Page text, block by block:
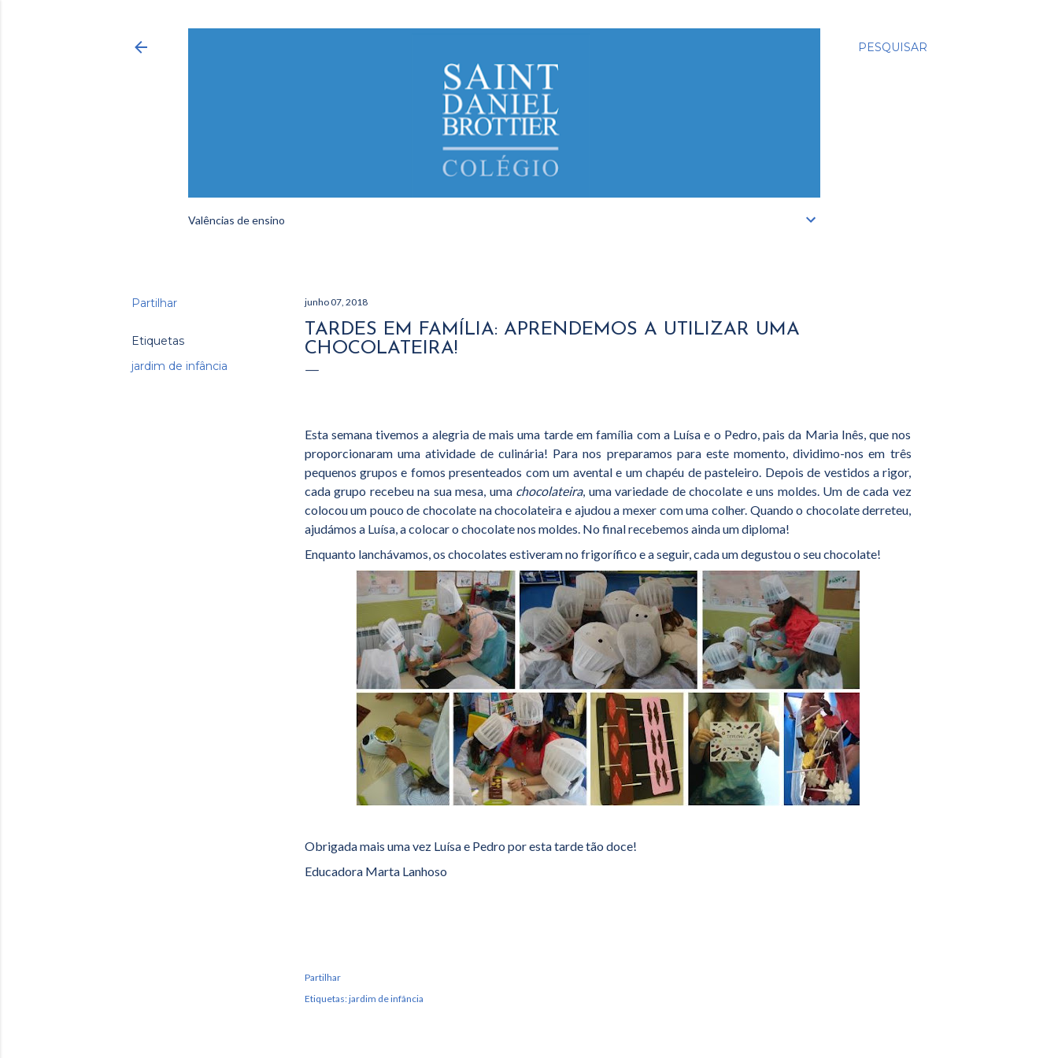
PESQUISAR
Valências de ensino
Partilhar
Etiquetas
jardim de infância
junho 07, 2018
TARDES EM FAMÍLIA: APRENDEMOS A UTILIZAR UMA
CHOCOLATEIRA!
Esta semana tivemos a alegria de mais uma tarde em família com a Luísa e o Pedro, pais da Maria Inês, que nos
proporcionaram uma atividade de culinária! Para nos preparamos para este momento, dividimo-nos em três
pequenos grupos e fomos presenteados com um avental e um chapéu de pasteleiro. Depois de vestidos a rigor,
cada grupo recebeu na sua mesa, uma chocolateira, uma variedade de chocolate e uns moldes. Um de cada vez
colocou um pouco de chocolate na chocolateira e ajudou a mexer com uma colher. Quando o chocolate derreteu,
ajudámos a Luísa, a colocar o chocolate nos moldes. No final recebemos ainda um diploma!
Enquanto lanchávamos, os chocolates estiveram no frigorífico e a seguir, cada um degustou o seu chocolate!
Obrigada mais uma vez Luísa e Pedro por esta tarde tão doce!
Educadora Marta Lanhoso
Partilhar
Etiquetas:jardim de infância